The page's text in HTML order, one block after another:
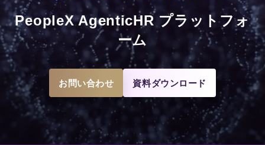
PeopleX AgenticHR プラットフォ
ーム
お問い合わせ 資料ダウンロード